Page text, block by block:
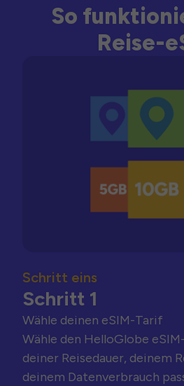
So
Reise-
Schritt eins
Schritt 1
Wähle deinen eSIM-Tarif
Wähle den HelloGlobe
deiner Reisedauer, deinem
deinem Datenverbrauch